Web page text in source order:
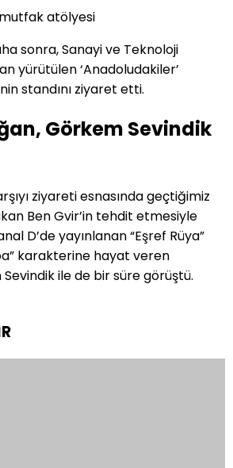
sonra, Sanayi ve Teknoloji
yürütülen ‘Anadoludakiler’
standını ziyaret etti.
Görkem Sevindik
ziyareti esnasında geçtiğimiz
Ben Gvir’in tehdit etmesiyle
D’de yayınlanan “Eşref Rüya”
karakterine hayat veren
ile de bir süre görüştü.